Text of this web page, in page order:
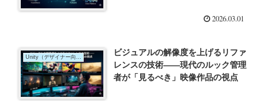
2026.03.01
ビジュアルの解像度を上げるリファ
レンスの技術――現代のルック管理
者が「見るべき」映像作品の視点